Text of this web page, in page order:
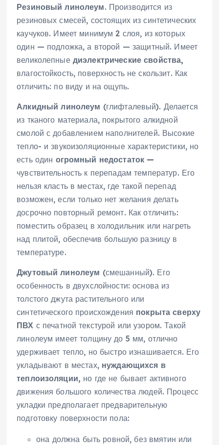
Резиновый линолеум. Производится из
резиновых смесей, состоящих из синтетических
каучуков. Имеет минимум 2 слоя, из которых
один — подложка, а второй — защитный. Имеет
великолепные диэлектрические свойства,
влагостойкость, поверхность не скользит. Как
отличить: по виду и на ощупь.
Алкидный линолеум (глифталевый). Делается
из тканого материала, покрытого алкидной
смолой с добавлением наполнителей. Высокие
тепло- и звукоизоляционные характеристики, но
есть один огромный недостаток —
чувствительность к перепадам температур. Его
нельзя класть в местах, где такой перепад
возможен, если только нет желания делать
досрочно повторный ремонт. Как отличить:
поместить образец в холодильник или нагреть
над плитой, обеспечив большую разницу в
температуре.
Джутовый линолеум (смешанный). Его
особенность в двухслойности: основа из
толстого джута растительного или
синтетического происхождения покрыта сверху
ПВХ с печатной текстурой или узором. Такой
линолеум имеет толщину до 5 мм, отлично
удерживает тепло, но быстро изнашивается. Его
укладывают в местах, нуждающихся в
теплоизоляции, но где не бывает активного
движения большого количества людей. Процесс
укладки предполагает предварительную
подготовку поверхности пола:
она должна быть ровной, без вмятин или